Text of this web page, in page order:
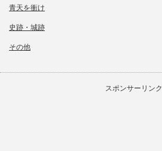
青天を衝け
史跡・城跡
その他
スポンサーリンク